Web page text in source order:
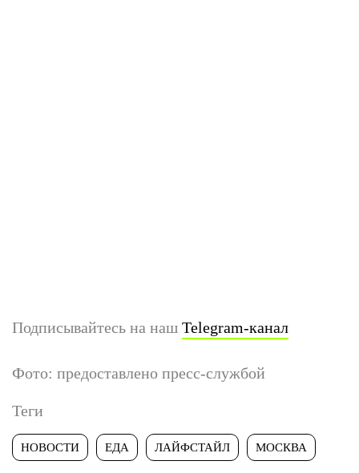
Подписывайтесь на наш Telegram-канал
Фото: предоставлено пресс-службой
Теги
НОВОСТИ ЕДА ЛАЙФСТАЙЛ МОСКВА